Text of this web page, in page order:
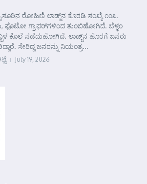
ರೋಹಿಣಿ ಲಾಡ್ಜ್‌ನ ಕೊಠಡಿ ಸಂಖ್ಯೆ ೧೦೩.
ಫೊಟೋ ಗ್ರಾಫರ್‌ಗಳಿಂದ ತುಂಬಿಹೋಗಿದೆ. ಬೆಳ್ಳಂ
ಕೊಲೆ ನಡೆದುಹೋಗಿದೆ. ಲಾಡ್ಜ್‌ನ ಹೊರಗೆ ಜನರು
ಸೇರಿದ್ದ ಜನರನ್ನು ನಿಯಂತ್ರ...
July 19, 2026